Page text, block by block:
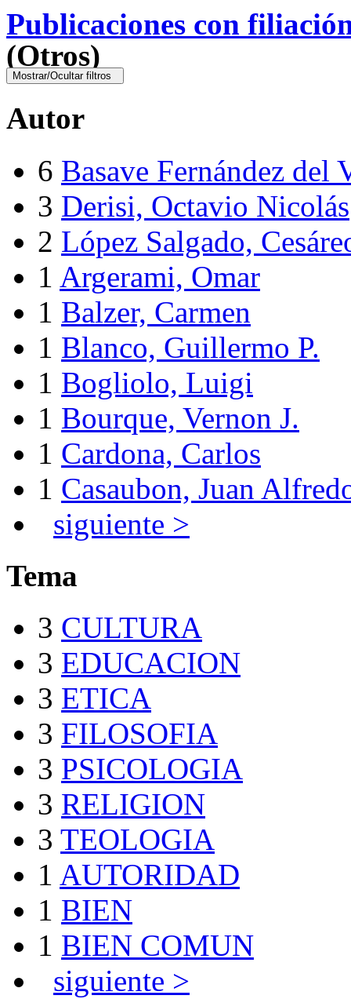
Publicaciones con
(Otros)
Autor
6 Basave Fernández del
3 Derisi, Octavio Nicolás
2 López Salgado,
1 Argerami, Omar
1 Balzer, Carmen
1 Blanco, Guillermo P.
1 Bogliolo, Luigi
1 Bourque, Vernon J.
1 Cardona, Carlos
1 Casaubon, Juan
siguiente >
Tema
3 CULTURA
3 EDUCACION
3 ETICA
3 FILOSOFIA
3 PSICOLOGIA
3 RELIGION
3 TEOLOGIA
1 AUTORIDAD
1 BIEN
1 BIEN COMUN
siguiente >